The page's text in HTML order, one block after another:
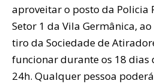
aproveitar o posto da Policia
Setor 1 da Vila Germânica,
tiro da Sociedade de
funcionar durante os 18 dias
24h. Qualquer pessoa